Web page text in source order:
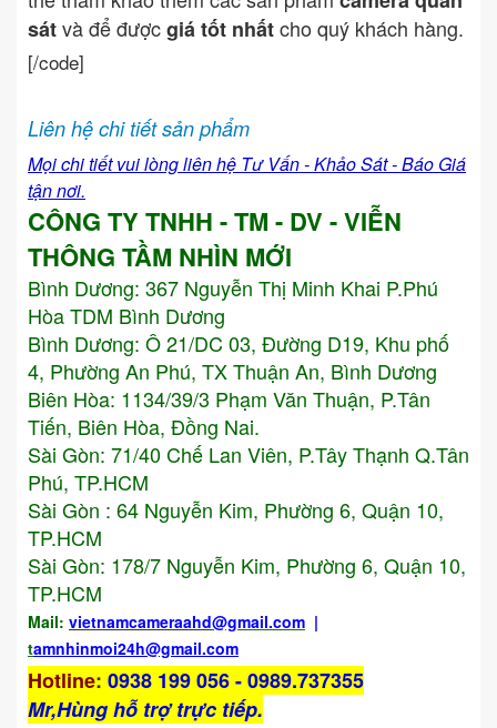
sátvà để đượcgiá tốt nhấtcho quý khách hàng.
[/code]
Liên hệ chi tiết sản phẩm
Mọi chi tiết vui lòng liên hệ Tư Vấn - Khảo Sát - Báo Giá
tận nơi.
CÔNG TY TNHH - TM - DV - VIỄN
THÔNG TẦM NHÌN MỚI
Bình Dương: 367 Nguyễn Thị Minh Khai P.Phú
Hòa TDM Bình Dương
Bình Dương: Ô 21/DC 03, Đường D19, Khu phố
4, Phường An Phú, TX Thuận An, Bình Dương
Biên Hòa: 1134/39/3 Phạm Văn Thuận, P.Tân
Tiến, Biên Hòa, Đồng Nai.
Sài Gòn: 71/40 Chế Lan Viên, P.Tây Thạnh Q.Tân
Phú, TP.HCM
Sài Gòn : 64 Nguyễn Kim, Phường 6, Quận 10,
TP.HCM
Sài Gòn: 178/7 Nguyễn Kim, Phường 6, Quận 10,
TP.HCM
Mail: vietnamcameraahd@gmail.com |
tamnhinmoi24h@gmail.com
Hotline: 0938 199 056 - 0989.737355
Mr,Hùng hỗ trợ trực tiếp.